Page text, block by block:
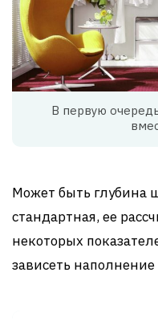
В первую
Может быть глубина
стандартная, ее
некоторых
зависеть